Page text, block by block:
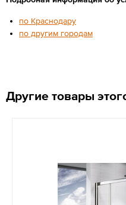
по Краснодару
по другим городам
Другие товары